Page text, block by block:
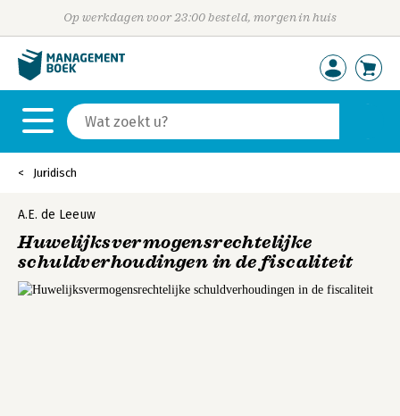
Op werkdagen voor 23:00 besteld, morgen in huis
Juridisch
A.E. de Leeuw
Huwelijksvermogensrechtelijke
schuldverhoudingen in de fiscaliteit